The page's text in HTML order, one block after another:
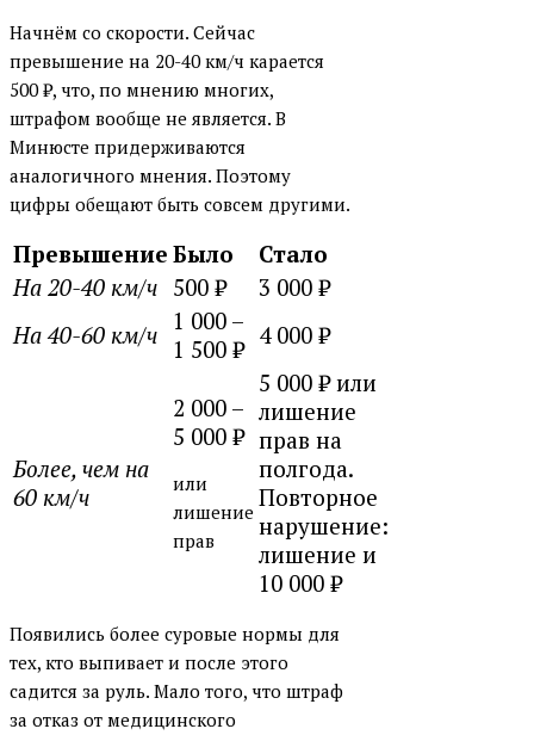
Начнём со скорости. Сейчас
превышение на 20-40 км/ч карается
500₽, что, по мнению многих,
штрафом вообще не является. В
Минюсте придерживаются
аналогичного мнения. Поэтому
цифры обещают быть совсем другими.
Превышение Было
Стало
На 20-40 км/ч 500 ₽ 3 000 ₽
На 40-60 км/ч 1 000 –
1 500 ₽ 4 000 ₽
Более, чем на
60 км/ч
2 000 –
5 000 ₽
или
лишение
прав
5 000 ₽или
лишение
прав на
полгода.
Повторное
нарушение:
лишение и
10 000 ₽
Появились более суровые нормы для
тех, кто выпивает и после этого
садится за руль. Мало того, что штраф
за отказ от медицинского